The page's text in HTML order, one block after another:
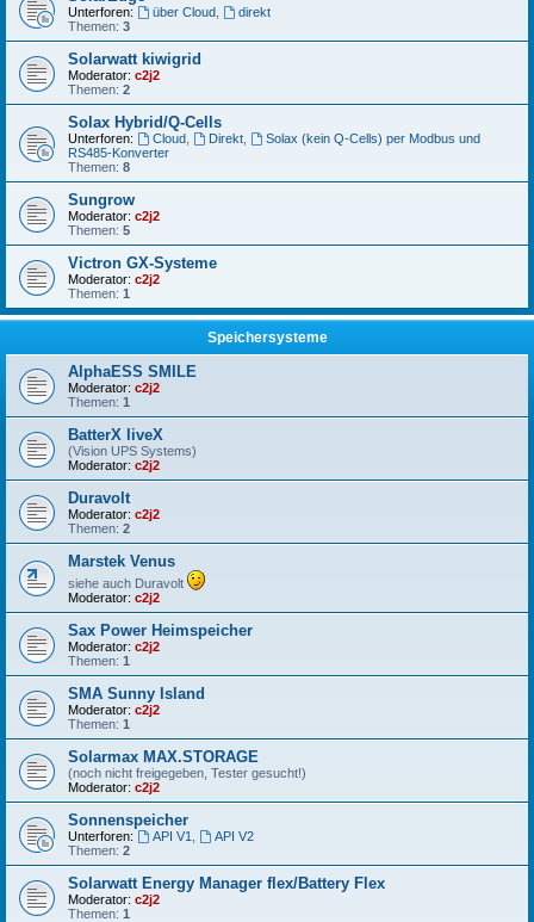
Unterforen: über Cloud,
direkt
Themen: 3
Solarwatt kiwigrid
Moderator: c2j2
Themen: 2
Solax Hybrid/Q-Cells
Unterforen: Cloud, Direkt,
Solax (kein Q-Cells) per Modbus und
RS485-Konverter
Themen: 8
Sungrow
Moderator: c2j2
Themen: 5
Victron GX-Systeme
Moderator: c2j2
Themen: 1
Speichersysteme
AlphaESS SMILE
Moderator: c2j2
Themen: 1
BatterX liveX
(Vision UPS Systems)
Moderator: c2j2
Duravolt
Moderator: c2j2
Themen: 2
Marstek Venus
siehe auch Duravolt
Moderator: c2j2
Sax Power Heimspeicher
Moderator: c2j2
Themen: 1
SMA Sunny Island
Moderator: c2j2
Themen: 1
Solarmax MAX.STORAGE
(noch nicht freigegeben, Tester gesucht!)
Moderator: c2j2
Sonnenspeicher
Unterforen: API V1
API V2
Themen: 2
Solarwatt Energy Manager flex/Battery Flex
Moderator: c2j2
Themen: 1